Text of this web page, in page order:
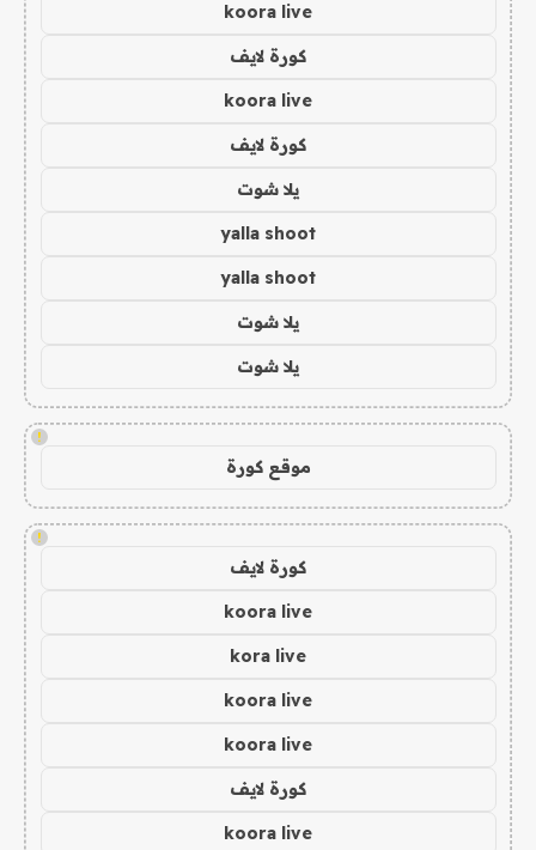
koora live
كورة لايف
koora live
كورة لايف
يلا شوت
yalla shoot
yalla shoot
يلا شوت
يلا شوت
!
موقع كورة
!
كورة لايف
koora live
kora live
koora live
koora live
كورة لايف
koora live